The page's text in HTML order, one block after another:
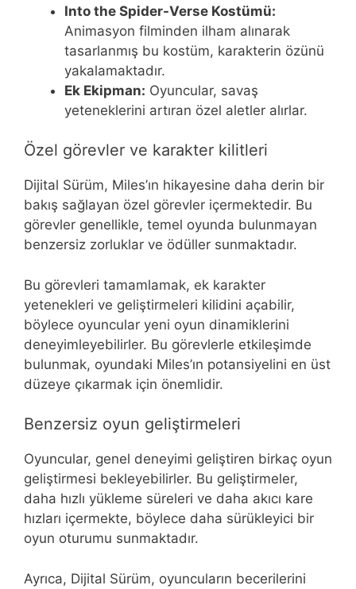
Into the Spider-Verse Kostümü:
Animasyon filminden ilham alınarak
tasarlanmış bu kostüm, karakterin özünü
yakalamaktadır.
Ek Ekipman: Oyuncular, savaş
yeteneklerini artıran özel aletler alırlar.
Özel görevler ve karakter kilitleri
Dijital Sürüm, Miles’ın hikayesine daha derin bir
bakış sağlayan özel görevler içermektedir. Bu
görevler genellikle, temel oyunda bulunmayan
benzersiz zorluklar ve ödüller sunmaktadır.
Bu görevleri tamamlamak, ek karakter
yetenekleri ve geliştirmeleri kilidini açabilir,
böylece oyuncular yeni oyun dinamiklerini
deneyimleyebilirler. Bu görevlerle etkileşimde
bulunmak, oyundaki Miles’ın potansiyelini en üst
düzeye çıkarmak için önemlidir.
Benzersiz oyun geliştirmeleri
Oyuncular, genel deneyimi geliştiren birkaç oyun
geliştirmesi bekleyebilirler. Bu geliştirmeler,
daha hızlı yükleme süreleri ve daha akıcı kare
hızları içermekte, böylece daha sürükleyici bir
oyun oturumu sunmaktadır.
Ayrıca, Dijital Sürüm, oyuncuların becerilerini